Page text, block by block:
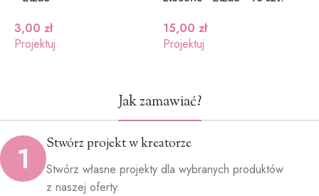
3,00 zł
Projektuj
15,00 zł
Projektuj
Jak zamawiać?
1 Stwórz projekt w kreatorze
Stwórz własne projekty dla wybranych produktów
z naszej oferty.